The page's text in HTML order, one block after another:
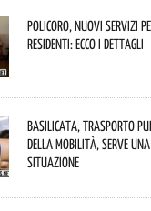
Policoro, nuovi servizi
residenti: ecco i dettagli
Basilicata, trasporto
della mobilità, serve
situazione